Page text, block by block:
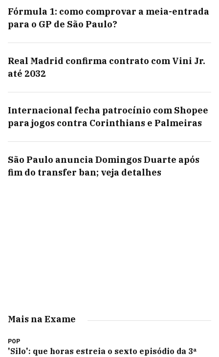
Fórmula 1: como comprovar a meia-entrada
para o GP de São Paulo?
Real Madrid confirma contrato com Vini Jr.
até 2032
Internacional fecha patrocínio com Shopee
para jogos contra Corinthians e Palmeiras
São Paulo anuncia Domingos Duarte após
fim do transfer ban; veja detalhes
Mais na Exame
POP
'Silo': que horas estreia o sexto episódio da 3ª